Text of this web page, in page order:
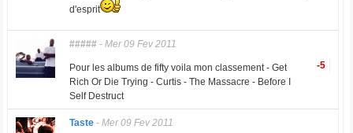
d'esprit
#####- Mer 09 Fev 2011
-5
Pour les albums de fifty voila mon classement - Get
Rich Or Die Trying - Curtis - The Massacre - Before I
Self Destruct
Taste- Mer 09 Fev 2011